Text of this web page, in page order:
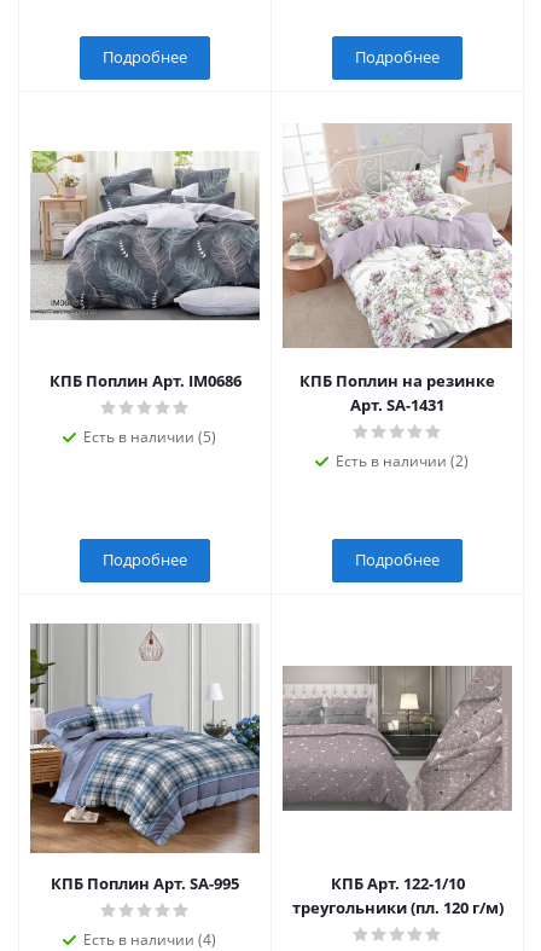
Подробнее Подробнее
КПБ Поплин Арт. IM0686
Есть в наличии (5)
Подробнее
КПБ Поплин на резинке
Арт. SA-1431
Есть в наличии (2)
Подробнее
КПБ Поплин Арт. SA-995
Есть в наличии (4)
КПБ Арт. 122-1/10
треугольники (пл. 120 г/м)